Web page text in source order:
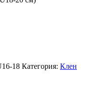
18 Категория: Клен